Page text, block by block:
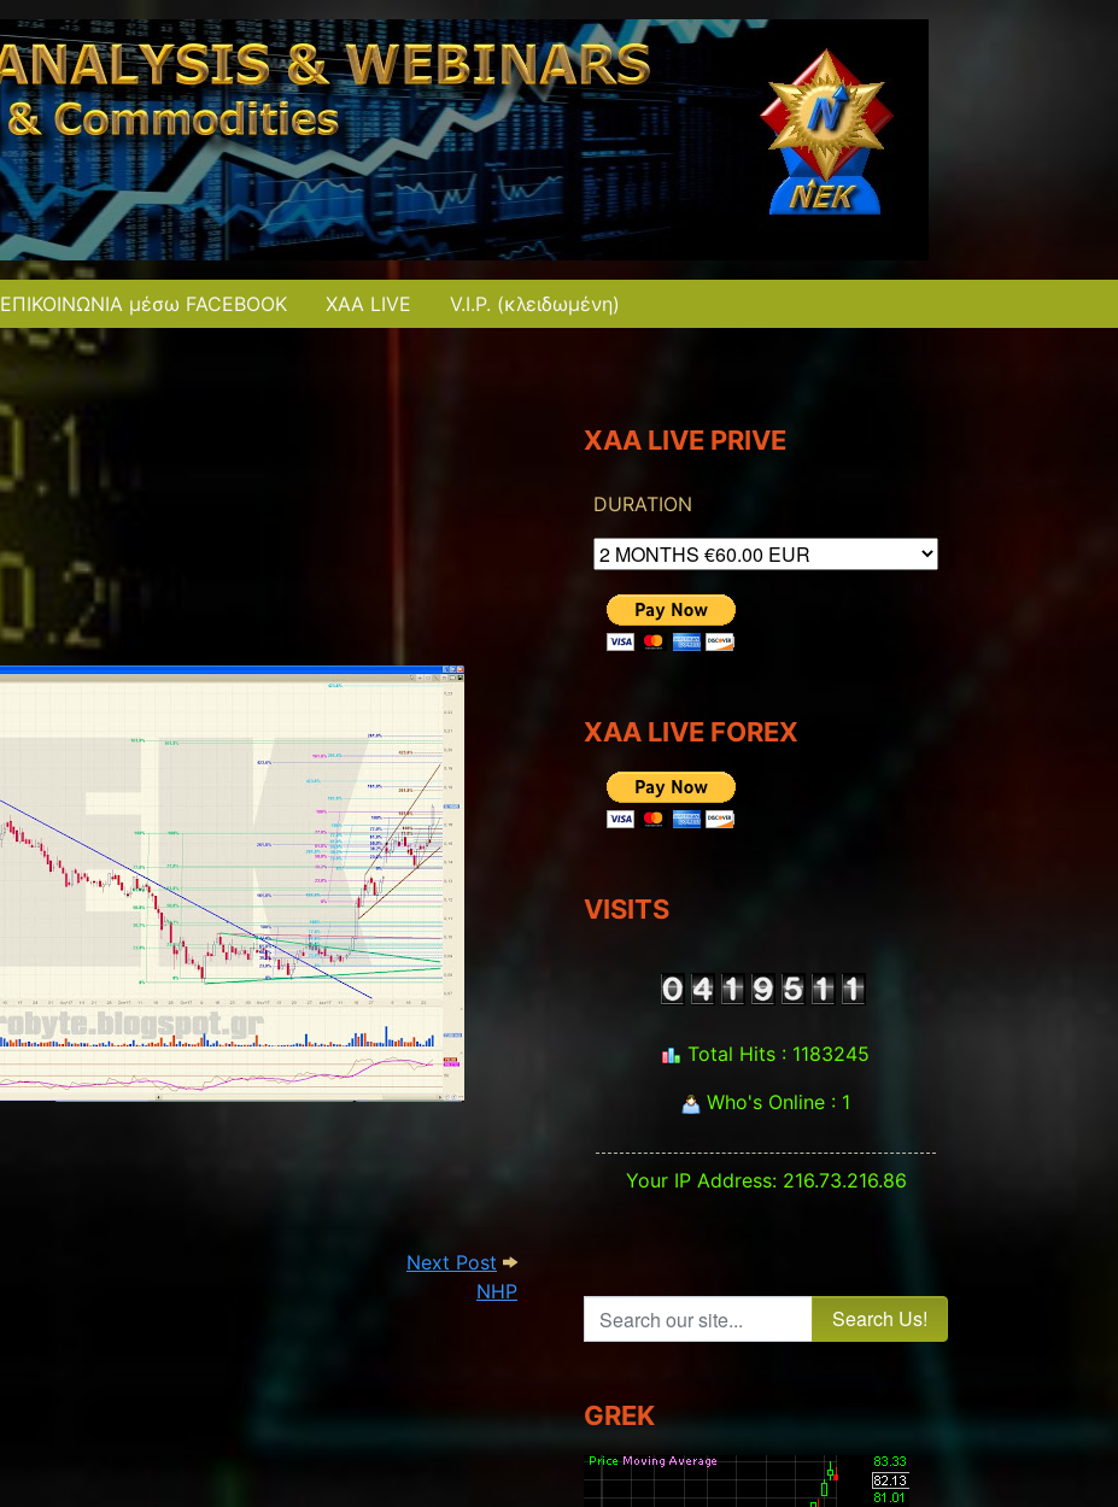
ΕΠΙΚΟΙΝΩΝΙΑ μέσω FACEBOOK XAA LIVE V.I.P. (κλειδωμένη)
Next Post Next Post: ΓΔ
ΝΗΡ
XAA LIVE PRIVE
DURATION
XAA LIVE FOREX
VISITS
Total Hits : 1183245
Who's Online : 1
Your IP Address: 216.73.216.86
Search our site...
GREK